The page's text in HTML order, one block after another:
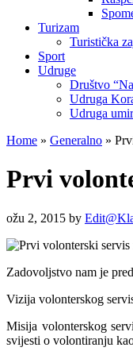
Turizam
Turistička
Sport
Udruge
Društvo
Udruga
Udruga
Home » Generalno »
Prvi
ožu 2, 2015 by
Zadovoljstvo nam je
Vizija volonterskog
Misija volonterskog
svijesti o volontiranju